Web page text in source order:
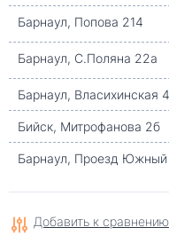
Барнаул, Попова 214
Барнаул, С.Поляна 22а
Барнаул, Власихинская
Бийск, Митрофанова 2б
Барнаул, Проезд
Добавить к сравнению